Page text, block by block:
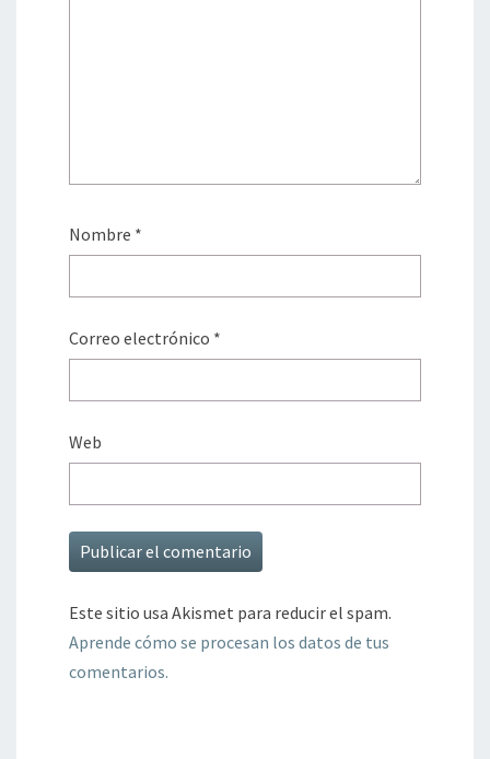
Nombre *
Correo electrónico *
Web
Este sitio usa Akismet para reducir el spam.
Aprende cómo se procesan los datos de tus
comentarios.